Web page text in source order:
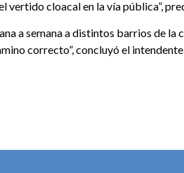
vertido cloacal en la vía pública”,
a semana a distintos barrios de la
correcto”, concluyó el